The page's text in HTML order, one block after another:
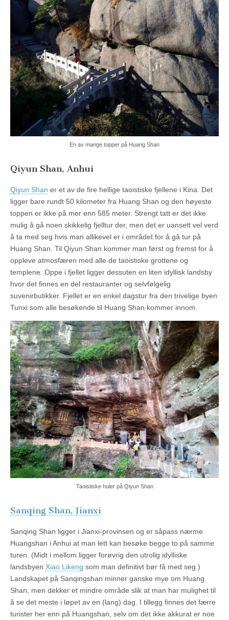
En av mange topper på Huang Shan
Qiyun Shan, Anhui
Qiyun Shan er et av de fire hellige taoistiske fjellene i Kina. Det
ligger bare rundt 50 kilometer fra Huang Shan og den høyeste
toppen er ikke på mer enn 585 meter. Strengt tatt er det ikke
mulig å gå noen skikkelig fjelltur der, men det er uansett vel verd
å ta med seg hvis man allikevel er i området for å gå tur på
Huang Shan. Til Qiyun Shan kommer man først og fremst for å
oppleve atmosfæren med alle de taoistiske grottene og
templene. Oppe i fjellet ligger dessuten en liten idyllisk landsby
hvor det finnes en del restauranter og selvfølgelig
suvenirbutikker. Fjellet er en enkel dagstur fra den trivelige byen
Tunxi som alle besøkende til Huang Shan kommer innom.
Taoistiske huler på Qiyun Shan
Sanqing Shan, Jianxi
Sanqing Shan ligger i Jianxi-provinsen og er såpass nærme
Huangshan i Anhui at man lett kan besøke begge to på samme
turen. (Midt i mellom ligger forøvrig den utrolig idylliske
landsbyen Xiao Likeng som man definitivt bør få med seg.)
Landskapet på Sanqingshan minner ganske mye om Huang
Shan, men dekker et mindre område slik at man har mulighet til
å se det meste i løpet av en (lang) dag. I tillegg finnes det færre
turister her enn på Huangshan, selv om det ikke akkurat er noe